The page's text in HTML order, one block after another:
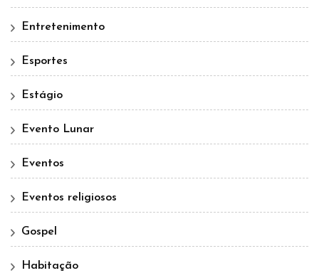
Entretenimento
Esportes
Estágio
Evento Lunar
Eventos
Eventos religiosos
Gospel
Habitação